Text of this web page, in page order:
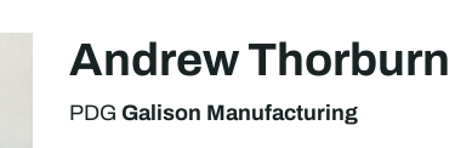
Andrew Thorburn
PDG Galison Manufacturing